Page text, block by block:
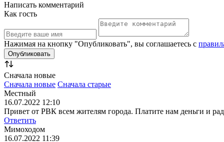
Написать комментарий
Как гость
Нажимая на кнопку "Опубликовать", вы соглашаетесь с
Сначала новые
Сначала новые Сначала старые
Местный
16.07.2022 12:10
Привет от РВК всем жителям города. Платите нам деньги и
Ответить
Мимоходом
16.07.2022 11:39